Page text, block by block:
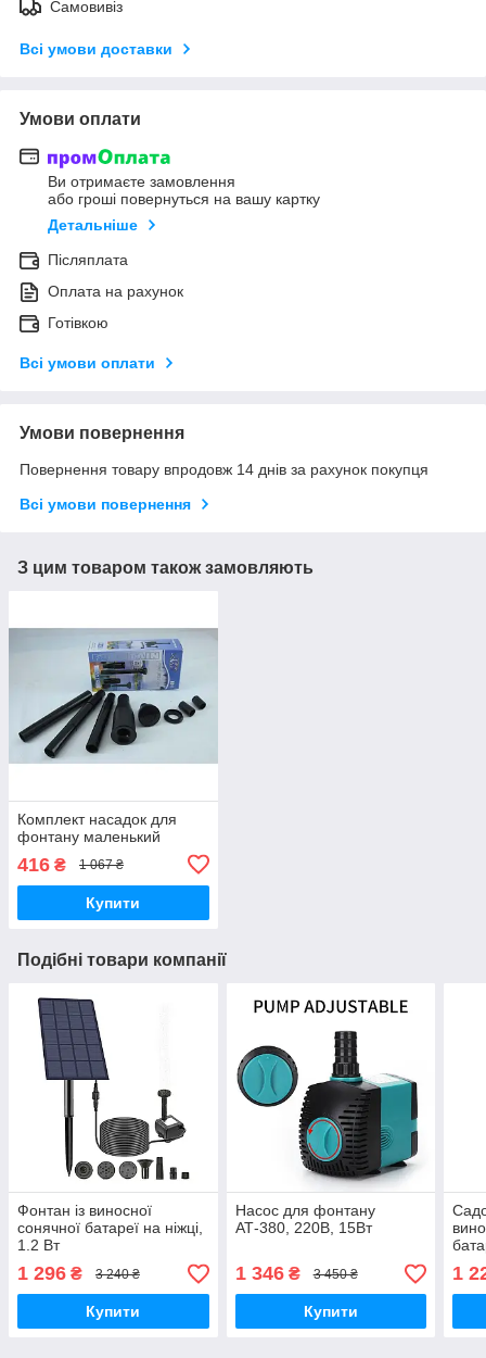
Самовивіз
Всі умови доставки
Умови оплати
Ви отримаєте замовлення
або гроші повернуться на вашу картку
Детальніше
Післяплата
Оплата на рахунок
Готівкою
Всі умови оплати
Умови повернення
Повернення товару впродовж 14 днів за рахунок покупця
Всі умови повернення
З цим товаром також замовляють
Комплект насадок для
фонтану маленький
416 ₴ 1 067 ₴
Купити
Подібні товари компанії
Фонтан із виносної
сонячної батареї на ніжці,
1.2 Вт
1 296 ₴ 3 240 ₴
Купити
Насос для фонтану
АТ-380, 220В, 15Вт
1 346₴ 3 450 ₴
Купити
1